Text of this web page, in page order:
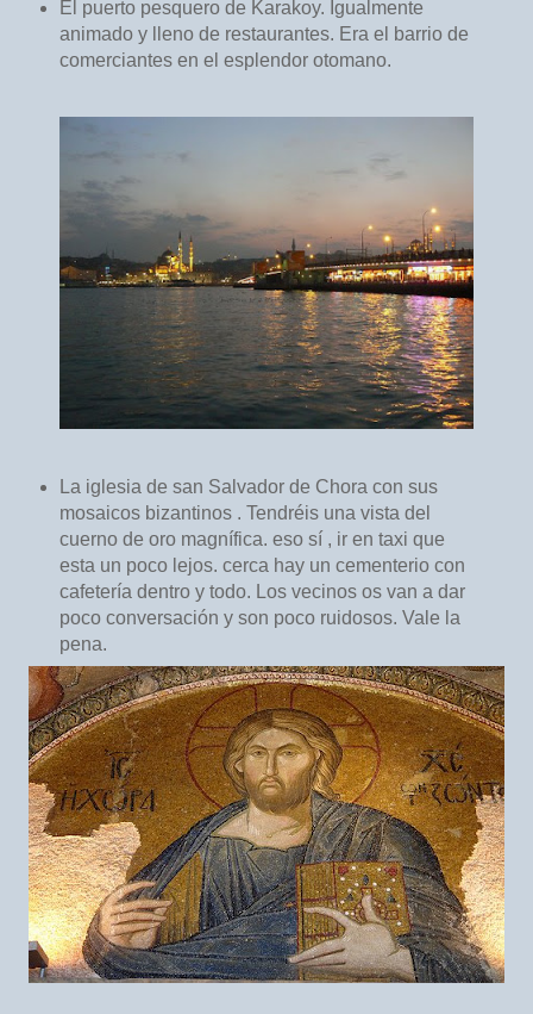
El puerto pesquero de Karakoy. Igualmente
animado y lleno de restaurantes. Era el barrio de
comerciantes en el esplendor otomano.
La iglesia de san Salvador de Chora con sus
mosaicos bizantinos . Tendréis una vista del
cuerno de oro magnífica. eso sí , ir en taxi que
esta un poco lejos. cerca hay un cementerio con
cafetería dentro y todo. Los vecinos os van a dar
poco conversación y son poco ruidosos. Vale la
pena.